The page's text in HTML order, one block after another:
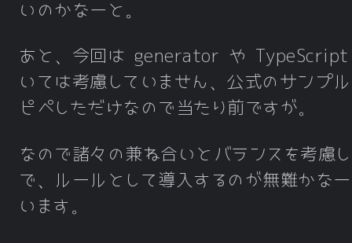
いのかなーと。
あと、今回は generator や TypeScript
いては考慮していません、公式のサンプ
ピペしただけなので当たり前ですが。
なので諸々の兼ね合いとバランスを考慮
で、ルールとして導入するのが無難かな
います。